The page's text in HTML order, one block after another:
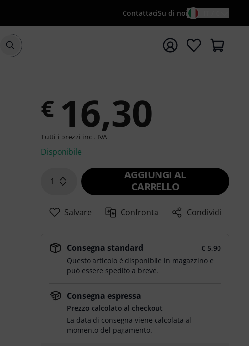
ContattaciSu di noi
Avviare la ricerca con il termine di ricerca {searchTerm}
€ 16,30
Tutti i prezzi incl. IVA
Disponibile
1
AGGIUNGI AL
CARRELLO
Salvare Confronta Condividi
Consegna standard
€ 5,90
Questo articolo è disponibile in magazzino e
può essere spedito a breve.
Consegna espressa
Prezzo calcolato al checkout
La data di consegna viene calcolata al
momento del pagamento.